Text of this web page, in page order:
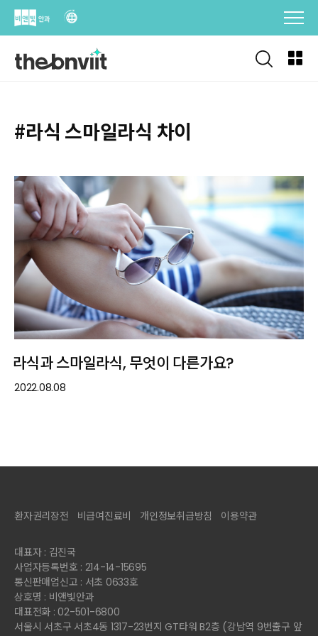
Skip
#라식 스마일라식 차이
라식과 스마일라식, 무엇이 다른가요?
2022.08.08
환자권리장전 비급여진료비 개인정보취급방침 이용약관
대표자 : 김진국
사업자등록번호 : 214-14-15695
통신판매업신고 : 서초 0633호
상호명 : 비앤빛안과
대표전화 : 02-501-6800
서울시 서초구 서초4동 1317-23번지 GT타워 B2층 (강남역 9번출구 앞